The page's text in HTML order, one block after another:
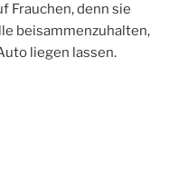
Frauchen, denn sie
beisammenzuhalten,
liegen lassen.